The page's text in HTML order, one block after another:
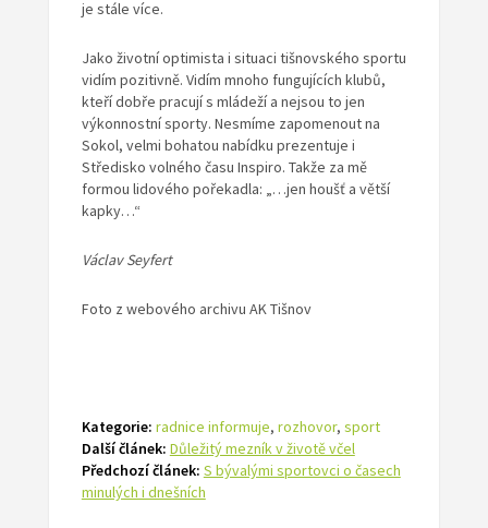
je stále více.
Jako životní optimista i situaci tišnovského sportu
vidím pozitivně. Vidím mnoho fungujících klubů,
kteří dobře pracují s mládeží a nejsou to jen
výkonnostní sporty. Nesmíme zapomenout na
Sokol, velmi bohatou nabídku prezentuje i
Středisko volného času Inspiro. Takže za mě
formou lidového pořekadla: „…jen houšť a větší
kapky…“
Václav Seyfert
Foto z webového archivu AK Tišnov
Kategorie: radnice informuje, rozhovor, sport
Další článek: Důležitý mezník v životě včel
Předchozí článek: S bývalými sportovci o časech
minulých i dnešních